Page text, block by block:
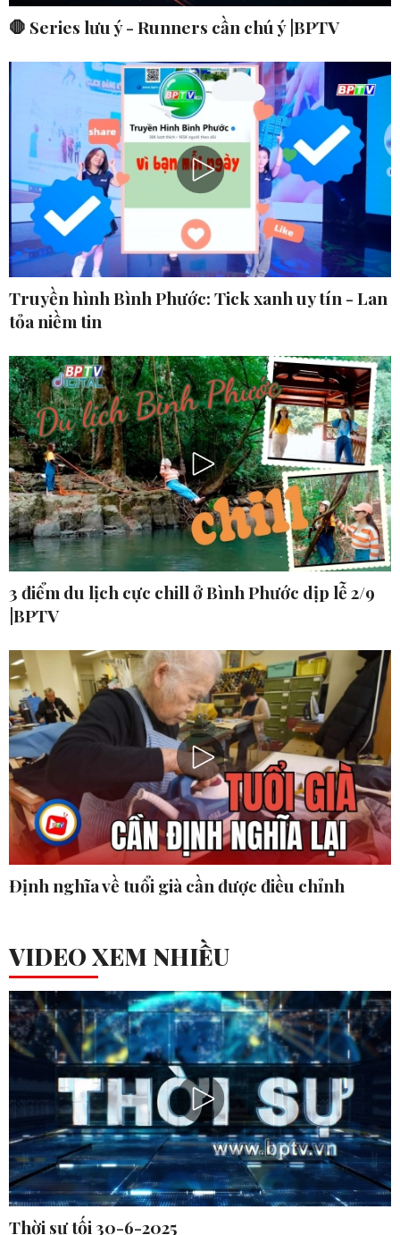
🛑 Series lưu ý - Runners cần chú ý |BPTV
Truyền hình Bình Phước: Tick xanh uy tín - Lan
tỏa niềm tin
3 điểm du lịch cực chill ở Bình Phước dịp lễ 2/9
|BPTV
Định nghĩa về tuổi già cần được điều chỉnh
VIDEO XEM NHIỀU
Thời sự tối 30-6-2025